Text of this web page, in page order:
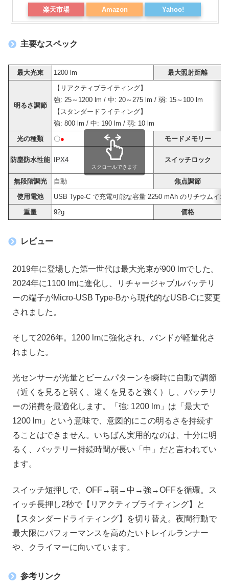
楽天市場 Amazon Yahoo!
主要なスペック
最大光束 1200 lm 最大照射距離
明るさ調節
【リアクティブライティング】
強: 25～1200 lm / 中: 20～275 lm / 弱: 15～100 lm
【スタンダードライティング】
強: 800 lm / 中: 190 lm / 弱: 10 lm
光の種類
〇● モードメモリー
防塵防水性能 IPX4 スイッチロック
無段階調光
自動 焦点調節
使用電池
USB Type-C で充電可能な容量 2250 mAh のリチウムイ
重量
92g 価格
スクロールできます
レビュー
2019年に登場した第一世代は最大光束が900 lmでした。
2024年に1100 lmに進化し、リチャージャブルバッテリ
ーの端子がMicro-USB Type-Bから現代的なUSB-Cに変更
されました。
そして2026年。1200 lmに強化され、バンドが軽量化さ
れました。
光センサーが光量とビームパターンを瞬時に自動で調節
（近くを見ると弱く、遠くを見ると強く）し、バッテリ
ーの消費を最適化します。「強: 1200 lm」は「最大で
1200 lm」という意味で、意図的にこの明るさを持続す
ることはできません。いちばん実用的なのは、十分に明
るく、バッテリー持続時間が長い「中」だと言われてい
ます。
スイッチ短押しで、OFF→弱→中→強→OFFを循環。ス
イッチ長押し2秒で【リアクティブライティング】と
【スタンダードライティング】を切り替え。夜間行動で
最大限にパフォーマンスを高めたいトレイルランナー
や、クライマーに向いています。
参考リンク